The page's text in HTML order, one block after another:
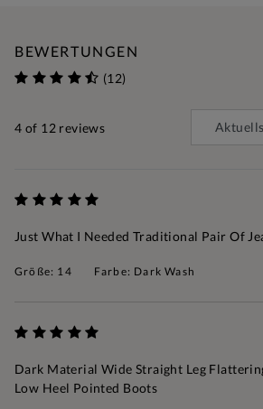
BEWERTUNGEN
(12)
4 of 12 reviews
Just What I Needed Traditional Pair Of
Größe: 14 Farbe: Dark Wash
Dark Material Wide Straight Leg
Low Heel Pointed Boots